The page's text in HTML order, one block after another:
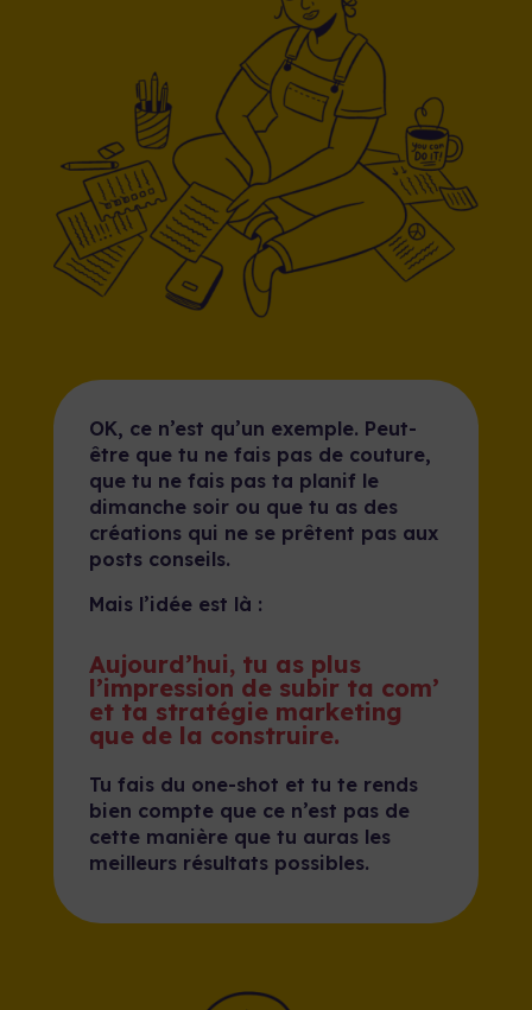
OK, ce n’est qu’un exemple. Peut-
être que tu ne fais pas de couture,
que tu ne fais pas ta planif le
dimanche soir ou que tu as des
créations qui ne se prêtent pas aux
posts conseils.
Mais l’idée est là :
Aujourd’hui, tu as plus
l’impression de subir ta com’
et ta stratégie marketing
que de la construire.
Tu fais du one-shot et tu te rends
bien compte que ce n’est pas de
cette manière que tu auras les
meilleurs résultats possibles.